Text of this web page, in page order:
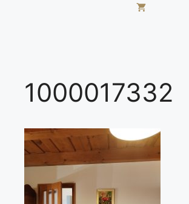
1000017332